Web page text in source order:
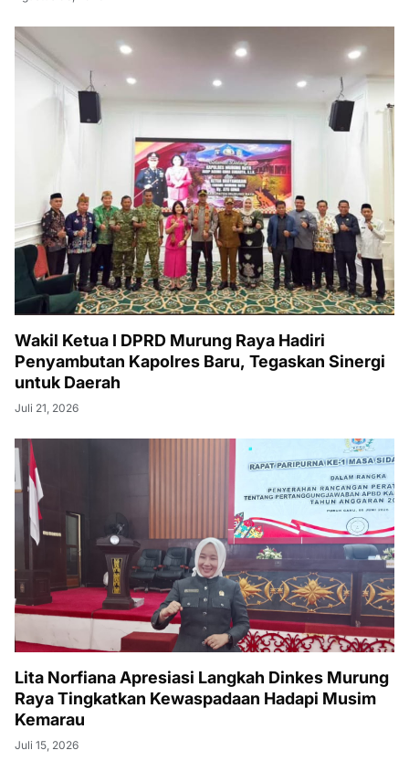
Wakil Ketua I DPRD Murung Raya Hadiri
Penyambutan Kapolres Baru, Tegaskan Sinergi
untuk Daerah
Juli 21, 2026
Lita Norfiana Apresiasi Langkah Dinkes Murung
Raya Tingkatkan Kewaspadaan Hadapi Musim
Kemarau
Juli 15, 2026